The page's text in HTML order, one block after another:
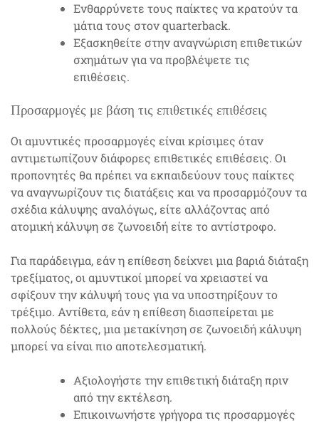
Ενθαρρύνετε τους παίκτες να κρατούν τα
μάτια τους στον quarterback.
Εξασκηθείτε στην αναγνώριση επιθετικών
σχημάτων για να προβλέψετε τις
επιθέσεις.
Προσαρμογές με βάση τις επιθετικές επιθέσεις
Οι αμυντικές προσαρμογές είναι κρίσιμες όταν
αντιμετωπίζουν διάφορες επιθετικές επιθέσεις. Οι
προπονητές θα πρέπει να εκπαιδεύουν τους παίκτες
να αναγνωρίζουν τις διατάξεις και να προσαρμόζουν τα
σχέδια κάλυψης αναλόγως, είτε αλλάζοντας από
ατομική κάλυψη σε ζωνοειδή είτε το αντίστροφο.
Για παράδειγμα, εάν η επίθεση δείχνει μια βαριά διάταξη
τρεξίματος, οι αμυντικοί μπορεί να χρειαστεί να
σφίξουν την κάλυψή τους για να υποστηρίξουν το
τρέξιμο. Αντίθετα, εάν η επίθεση διασπείρεται με
πολλούς δέκτες, μια μετακίνηση σε ζωνοειδή κάλυψη
μπορεί να είναι πιο αποτελεσματική.
Αξιολογήστε την επιθετική διάταξη πριν
από την εκτέλεση.
Επικοινωνήστε γρήγορα τις προσαρμογές